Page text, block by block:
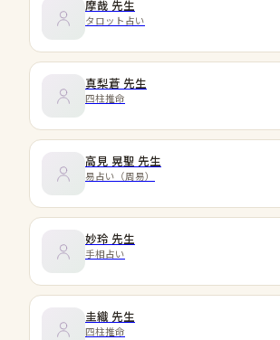
摩哉 先生
タロット占い
真梨蒼 先生
四柱推命
高見 晃聖 先生
易占い（周易）
妙玲 先生
手相占い
圭織 先生
四柱推命